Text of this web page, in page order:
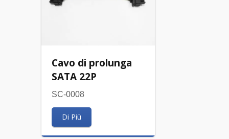
Cavo di prolunga
SATA 22P
SC-0008
Di Più